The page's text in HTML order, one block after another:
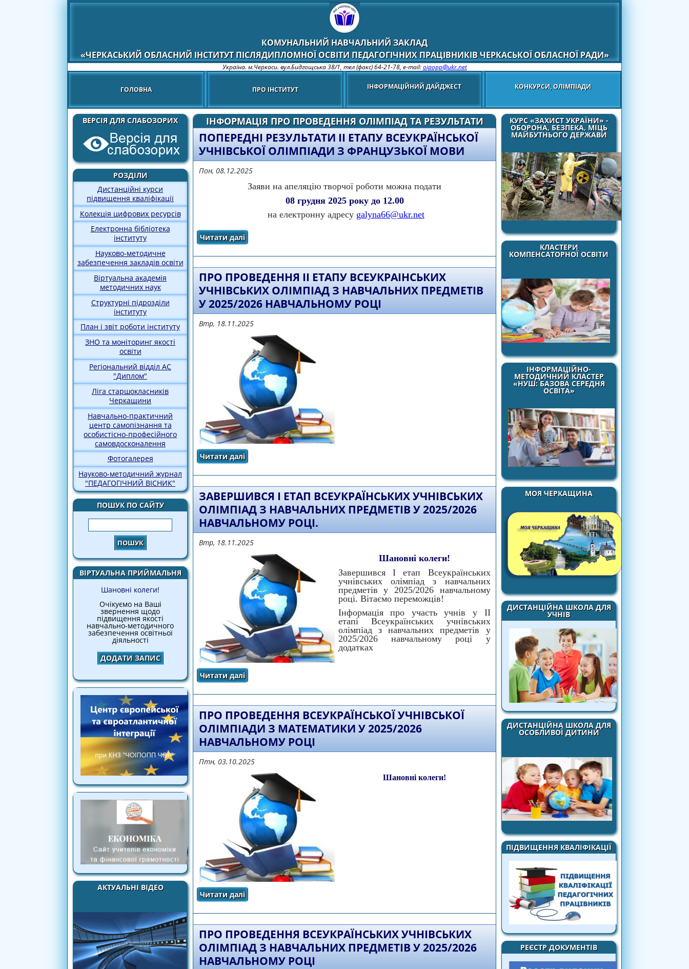
КОМУНАЛЬНИЙ НАВЧАЛЬНИЙ ЗАКЛАД
«ЧЕРКАСЬКИЙ ОБЛАСНИЙ ІНСТИТУТ ПІСЛЯДИПЛОМНОЇ ОСВІТИ ПЕДАГОГІЧНИХ ПРАЦІВНИКІВ ЧЕРКАСЬКОЇ ОБЛАСНОЇ РАДИ»
Україна. м.Черкаси. вул.Бидгощська 38/1, тел (факс) 64-21-78, e-mail:oipopp@ukr.net
ГОЛОВНА ПРО ІНСТИТУТ ІНФОРМАЦІЙНИЙ ДАЙДЖЕСТ КОНКУРСИ, ОЛІМПІАДИ
ВЕРСІЯ ДЛЯ СЛАБОЗОРИХ
РОЗДІЛИ
Дистанційні курси
підвищення кваліфікації
Колекція цифрових ресурсів
Електронна бібліотека
інституту
Науково-методичне
забезпечення закладів освіти
Віртуальна академія
методичних наук
Структурні підрозділи
інституту
План і звіт роботи інституту
ЗНО та моніторинг якості
освіти
Регіональний відділ АС
"Диплом"
Ліга старшокласників
Черкащини
Навчально-практичний
центр самопізнання та
особистісно-професійного
самовдосконалення
Фотогалерея
Науково-методичний журнал
"ПЕДАГОГІЧНИЙ ВІСНИК"
ПОШУК ПО САЙТУ
Пошук
ВІРТУАЛЬНА ПРИЙМАЛЬНЯ
Шановні колеги!
Очікуємо на Ваші
звернення щодо
підвищення якості
навчально-методичного
забезпечення освітньої
діяльності
ДОДАТИ ЗАПИС
АКТУАЛЬНІ ВІДЕО
КУРС «ЗАХИСТ УКРАЇНИ» -
ОБОРОНА, БЕЗПЕКА, МІЦЬ
МАЙБУТНЬОГО ДЕРЖАВИ
КЛАСТЕРИ
КОМПЕНСАТОРНОЇ ОСВІТИ
ІНФОРМАЦІЙНО-
МЕТОДИЧНИЙ КЛАСТЕР
«НУШ: БАЗОВА СЕРЕДНЯ
ОСВІТА»
МОЯ ЧЕРКАЩИНА
ДИСТАНЦІЙНА ШКОЛА ДЛЯ
УЧНІВ
ДИСТАНЦІЙНА ШКОЛА ДЛЯ
ОСОБЛИВОЇ ДИТИНИ
ПІДВИЩЕННЯ КВАЛІФІКАЦІЇ
РЕЄСТР ДОКУМЕНТІВ
ІНФОРМАЦІЯ ПРО ПРОВЕДЕННЯ ОЛІМПІАД ТА РЕЗУЛЬТАТИ
ПОПЕРЕДНІ РЕЗУЛЬТАТИ ІІ ЕТАПУ ВСЕУКРАЇНСЬКОЇ
УЧНІВСЬКОЇ ОЛІМПІАДИ З ФРАНЦУЗЬКОЇ МОВИ
Пон, 08.12.2025
Заяви на апеляцію творчої роботи можна подати
08 грудня 2025 року до 12.00
на електронну адресу galyna66@ukr.net
Читати даліпро Попередні результати ІІ етапу Всеукраїнської учнівської олімпіади з французької мови
ПРО ПРОВЕДЕННЯ II ЕТАПУ ВСЕУКРАIНСЬКИХ
УЧНIВСЬКИХ ОЛIМПIАД З НАВЧАЛЬНИХ ПРЕДМЕТIВ
У 2025/2026 НАВЧАЛЬНОМУ РОЦI
Втр, 18.11.2025
Читати далі
про Про проведення II етапу Всеукраiнських учнiвських олiмпiад з навчальних предметiв у
ЗАВЕРШИВСЯ І ЕТАП ВСЕУКРАЇНСЬКИХ УЧНІВСЬКИХ
ОЛІМПІАД З НАВЧАЛЬНИХ ПРЕДМЕТІВ У 2025/2026
НАВЧАЛЬНОМУ РОЦІ.
Втр, 18.11.2025
Шановні колеги!
Завершився І етап Всеукраїнських
учнівських олімпіад з навчальних
предметів у 2025/2026 навчальному
році. Вітаємо переможців!
Інформація про участь учнів у ІІ
етапі Всеукраїнських учнівських
олімпіад з навчальних предметів у
2025/2026 навчальному році у
додатках
Читати далі
про Завершився І етап Всеукраїнських учнівських олімпіад з навчальних предметів у 2025/2026
ПРО ПРОВЕДЕННЯ ВСЕУКРАЇНСЬКОЇ УЧНІВСЬКОЇ
ОЛІМПІАДИ З МАТЕМАТИКИ У 2025/2026
НАВЧАЛЬНОМУ РОЦІ
Птн, 03.10.2025
Шановні колеги!
Читати далі
про Про проведення Всеукраїнської учнівської олімпіади з математики у 2025/2026 навчальному
ПРО ПРОВЕДЕННЯ ВСЕУКРАЇНСЬКИХ УЧНІВСЬКИХ
ОЛІМПІАД З НАВЧАЛЬНИХ ПРЕДМЕТІВ У 2025/2026
НАВЧАЛЬНОМУ РОЦІ